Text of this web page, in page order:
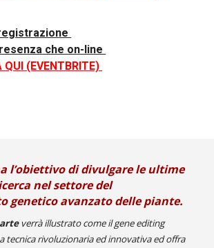
che on-line
QUI (EVENTBRITE)
l’obiettivo di divulgare le ultime
nel settore del
genetico avanzato delle piante.
verrà illustrato come il gene editing
tecnica rivoluzionaria ed innovativa ed offra